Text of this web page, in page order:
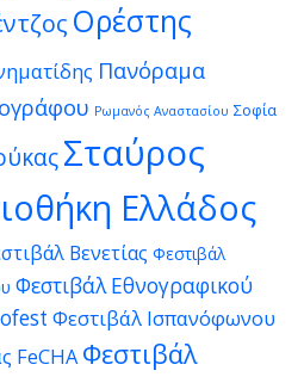
Ορέστης
Πανόραμα
Ρωμανός Αναστασίου Σοφία
Σταύρος
Ελλάδος
Βενετίας Φεστιβάλ
Φεστιβάλ Εθνογραφικού
Φεστιβάλ Ισπανόφωνου
FeCHA Φεστιβάλ